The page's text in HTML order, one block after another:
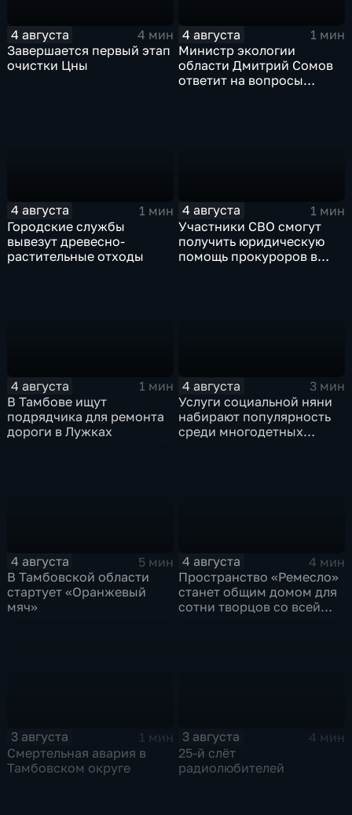
4 августа
4 мин
Завершается первый этап
очистки Цны
4 августа
1 мин
Министр экологии
области Дмитрий Сомов
ответит на вопросы
4 августа
1 мин
Городские службы
вывезут древесно-
растительные отходы
4 августа
1 мин
Участники СВО смогут
получить юридическую
помощь прокуроров в
4 августа
1 мин
В Тамбове ищут
подрядчика для ремонта
дороги в Лужках
4 августа
3 мин
Услуги социальной няни
набирают популярность
среди многодетных
4 августа
5 мин
В Тамбовской области
стартует «Оранжевый
мяч»
4 августа
4 мин
Пространство «Ремесло»
станет общим домом для
сотни творцов со всей
3 августа
1 мин
Смертельная авария в
Тамбовском округе
3 августа
4 мин
25-й слёт
радиолюбителей